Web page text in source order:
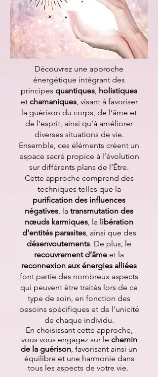
Découvrez une approche
énergétique intégrant des
principes quantiques, holistiques
et chamaniques, visant à favoriser
la guérison du corps, de l’âme et
de l’esprit, ainsi qu’à améliorer
diverses situations de vie.
Ensemble, ces éléments créent un
espace sacré propice à l’évolution
sur différents plans de l’Être.
Cette approche comprend des
techniques telles que la
purification des influences
négatives, la transmutation des
nœuds karmiques, la libération
d’entités parasites, ainsi que des
désenvoutements. De plus, le
recouvrement d’âme et la
reconnexion aux énergies alliées
font partie des nombreux aspects
qui peuvent être traités lors de ce
type de soin, en fonction des
besoins spécifiques et de l’unicité
de chaque individu.
En choisissant cette approche,
vous vous engagez sur le chemin
de la guérison, favorisant ainsi un
équilibre et une harmonie dans
tous les aspects de votre vie.